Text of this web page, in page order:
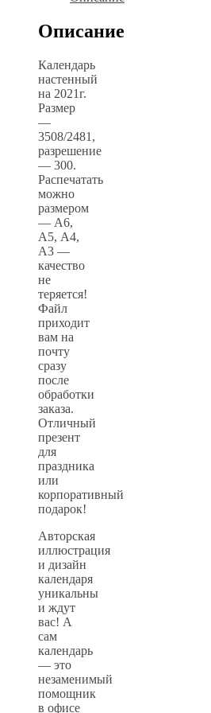
Описание
Календарь
настенный
на 2021г.
Размер
—
3508/2481,
разрешение
— 300.
Распечатать
можно
размером
— А6,
А5, А4,
А3 —
качество
не
теряется!
Файл
приходит
вам на
почту
сразу
после
обработки
заказа.
Отличный
презент
для
праздника
или
корпоративный
подарок!
Авторская
иллюстрация
и дизайн
календаря
уникальны
и ждут
вас! А
сам
календарь
— это
незаменимый
помощник
в офисе